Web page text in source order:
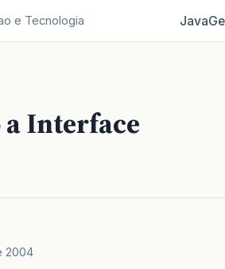
e Tecnologia Java
Interface
2004